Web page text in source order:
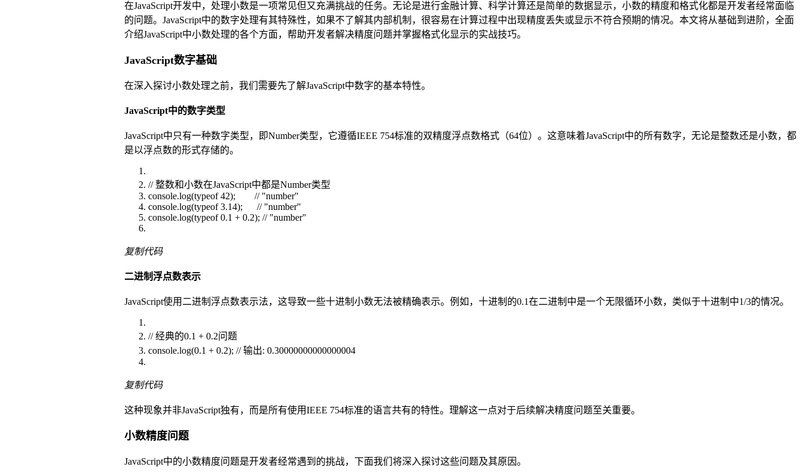
在JavaScript开发中，处理小数是一项常见但又充满挑战的任务。无论是进行金融计算、科学计算还是简单的数据显示，小数的精度和格式化都是开发者经常面临
的问题。JavaScript中的数字处理有其特殊性，如果不了解其内部机制，很容易在计算过程中出现精度丢失或显示不符合预期的情况。本文将从基础到进阶，全面
介绍JavaScript中小数处理的各个方面，帮助开发者解决精度问题并掌握格式化显示的实战技巧。
JavaScript数字基础
在深入探讨小数处理之前，我们需要先了解JavaScript中数字的基本特性。
JavaScript中的数字类型
JavaScript中只有一种数字类型，即Number类型，它遵循IEEE 754标准的双精度浮点数格式（64位）。这意味着JavaScript中的所有数字，无论是整数还是小数，都
是以浮点数的形式存储的。
// 整数和小数在JavaScript中都是Number类型
console.log(typeof 42); // "number"
console.log(typeof 3.14); // "number"
console.log(typeof 0.1 + 0.2); // "number"
复制代码
二进制浮点数表示
JavaScript使用二进制浮点数表示法，这导致一些十进制小数无法被精确表示。例如，十进制的0.1在二进制中是一个无限循环小数，类似于十进制中1/3的情况。
// 经典的0.1 + 0.2问题
console.log(0.1 + 0.2); // 输出: 0.30000000000000004
复制代码
这种现象并非JavaScript独有，而是所有使用IEEE 754标准的语言共有的特性。理解这一点对于后续解决精度问题至关重要。
小数精度问题
JavaScript中的小数精度问题是开发者经常遇到的挑战，下面我们将深入探讨这些问题及其原因。